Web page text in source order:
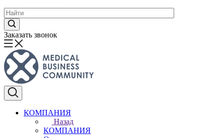
Заказать звонок
КОМПАНИЯ
Назад
КОМПАНИЯ